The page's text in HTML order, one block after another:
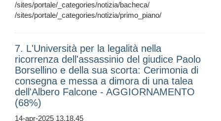
/sites/portale/_categories/notizia/bacheca/
/sites/portale/_categories/notizia/primo_piano/
7. L'Università per la legalità nella
ricorrenza dell'assassinio del giudice Paolo
Borsellino e della sua scorta: Cerimonia di
consegna e messa a dimora di una talea
dell'Albero Falcone - AGGIORNAMENTO
(68%)
14-apr-2025 13.18.45